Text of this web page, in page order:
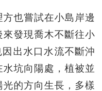
也嘗試在小島岸邊
發現喬木不斷往小
出水口水流不斷沖
坑向陽處，植被並
的方向生長，多樣